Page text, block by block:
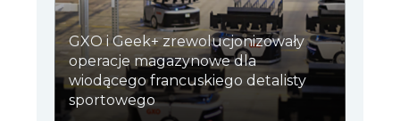
GXO i Geek+ zrewolucjonizowały
operacje magazynowe dla
wiodącego francuskiego detalisty
sportowego